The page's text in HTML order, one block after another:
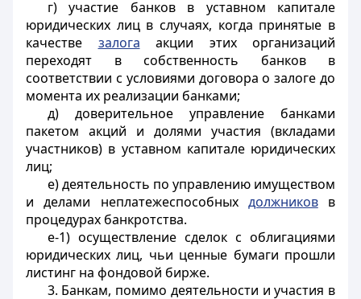
г) участие банков в уставном капитале
юридических лиц в случаях, когда принятые в
качестве залога акции этих организаций
переходят в собственность банков в
соответствии с условиями договора о залоге до
момента их реализации банками;
д) доверительное управление банками
пакетом акций и долями участия (вкладами
участников) в уставном капитале юридических
лиц;
е) деятельность по управлению имуществом
и делами неплатежеспособных должниковв
процедурах банкротства.
е-1) осуществление сделок с облигациями
юридических лиц, чьи ценные бумаги прошли
листинг на фондовой бирже.
3. Банкам, помимо деятельности и участия в